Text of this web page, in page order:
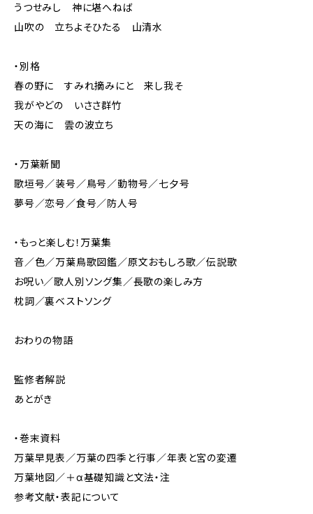
うつせみし 神に堪へねば
山吹の 立ちよそひたる 山清水
・別格
春の野に すみれ摘みにと 来し我そ
我がやどの いささ群竹
天の海に 雲の波立ち
・万葉新聞
歌垣号／装号／鳥号／動物号／七夕号
夢号／恋号／食号／防人号
・もっと楽しむ！万葉集
音／色／万葉鳥歌図鑑／原文おもしろ歌／伝説歌
お呪い／歌人別ソング集／長歌の楽しみ方
枕詞／裏ベストソング
おわりの物語
監修者解説
あとがき
・巻末資料
万葉早見表／万葉の四季と行事／年表と宮の変遷
万葉地図／＋α基礎知識と文法・注
参考文献・表記について